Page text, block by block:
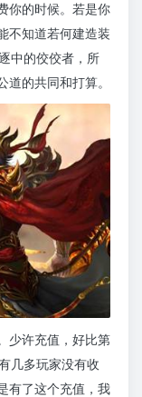
你的时候。若是你
不知道若何建造装
中的佼佼者，所
道的共同和打算。
少许充值，好比第
几多玩家没有收
有了这个充值，我